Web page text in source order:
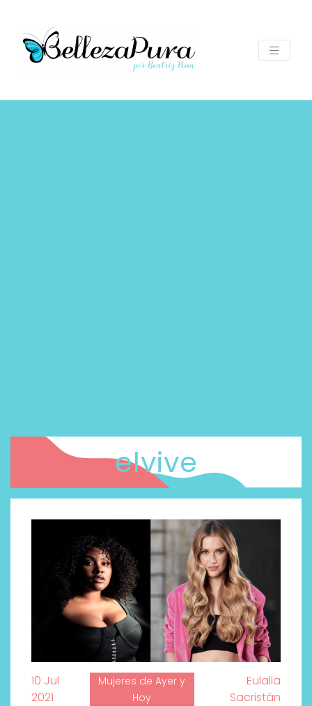
elvive
10 Jul
2021
Mujeres de Ayer y
Hoy
Eulalia
Sacristán